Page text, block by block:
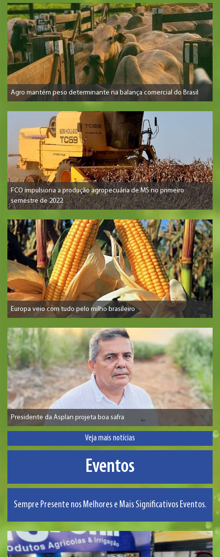
Agro mantém peso determinante na balança comercial do Brasil
FCO impulsiona a produção agropecuária de MS no primeiro
semestre de 2022
Europa veio com tudo pelo milho brasileiro
Presidente da Asplan projeta boa safra
Veja mais notícias
Eventos
Sempre Presente nos Melhores e Mais Significativos Eventos.